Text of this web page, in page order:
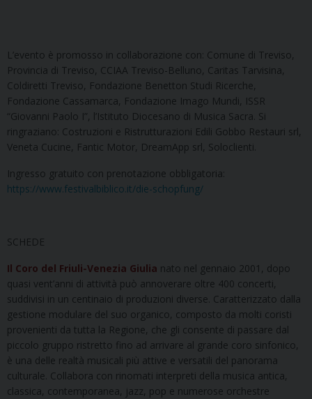
L’evento è promosso in collaborazione con: Comune di Treviso,
Provincia di Treviso, CCIAA Treviso-Belluno, Caritas Tarvisina,
Coldiretti Treviso, Fondazione Benetton Studi Ricerche,
Fondazione Cassamarca, Fondazione Imago Mundi, ISSR
“Giovanni Paolo I”, l’Istituto Diocesano di Musica Sacra. Si
ringraziano: Costruzioni e Ristrutturazioni Edili Gobbo Restauri srl,
Veneta Cucine, Fantic Motor, DreamApp srl, Soloclienti.
Ingresso gratuito con prenotazione obbligatoria:
https://www.festivalbiblico.it/die-schopfung/
SCHEDE
Il Coro del Friuli-Venezia Giulia nato nel gennaio 2001, dopo
quasi vent’anni di attività può annoverare oltre 400 concerti,
suddivisi in un centinaio di produzioni diverse. Caratterizzato dalla
gestione modulare del suo organico, composto da molti coristi
provenienti da tutta la Regione, che gli consente di passare dal
piccolo gruppo ristretto fino ad arrivare al grande coro sinfonico,
è una delle realtà musicali più attive e versatili del panorama
culturale. Collabora con rinomati interpreti della musica antica,
classica, contemporanea, jazz, pop e numerose orchestre